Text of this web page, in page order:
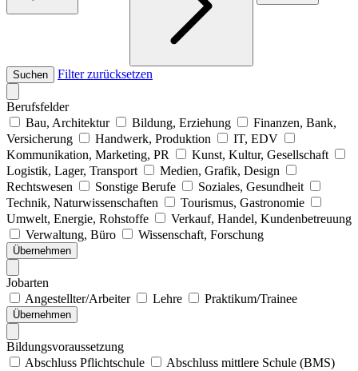
Suchen Filter zurücksetzen
Berufsfelder
Bau, Architektur
Bildung, Erziehung
Finanzen, Bank,
Versicherung
Handwerk, Produktion
IT, EDV
Kommunikation, Marketing, PR
Kunst, Kultur, Gesellschaft
Logistik, Lager, Transport
Medien, Grafik, Design
Rechtswesen
Sonstige Berufe
Soziales, Gesundheit
Technik, Naturwissenschaften
Tourismus, Gastronomie
Umwelt, Energie, Rohstoffe
Verkauf, Handel, Kundenbetreuung
Verwaltung, Büro
Wissenschaft, Forschung
Übernehmen
Jobarten
Angestellter/Arbeiter
Lehre Praktikum/Trainee
Übernehmen
Bildungsvoraussetzung
Abschluss Pflichtschule
Abschluss mittlere Schule (BMS)